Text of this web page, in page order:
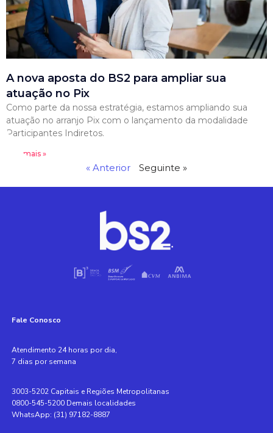
A nova aposta do BS2 para ampliar sua
atuação no Pix
Como parte da nossa estratégia, estamos ampliando sua
atuação no arranjo Pix com o lançamento da modalidade
Participantes Indiretos.
Leia mais »
« Anterior Seguinte »
Fale Conosco
Atendimento 24 horas por dia,
7 dias por semana
3003-5202 Capitais e Regiões Metropolitanas
0800-545-5200 Demais localidades
WhatsApp: (31) 97182-8887